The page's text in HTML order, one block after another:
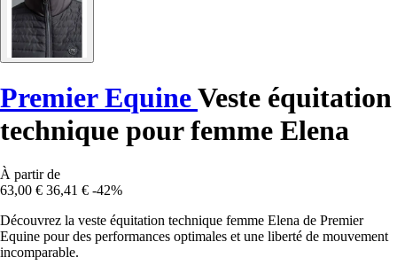
Premier EquineVeste équitation
technique pour femme Elena
À partir de
63,00 € 36,41 € -42%
Découvrez la veste équitation technique femme Elena de Premier
Equine pour des performances optimales et une liberté de mouvement
incomparable.